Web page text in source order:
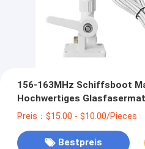
156-163MHz Schiffsboot
Hochwertiges
Antennen Stabile
Preis：$15.00 - $10.00/Pieces
Bestpreis